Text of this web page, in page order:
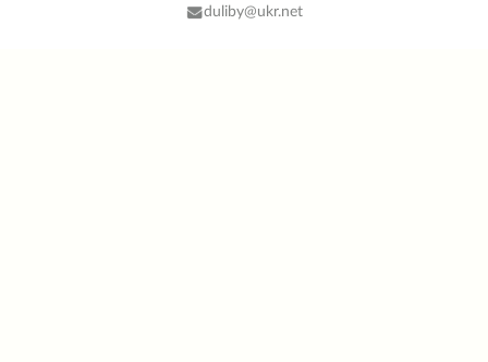
duliby@ukr.net